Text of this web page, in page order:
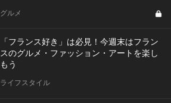
グルメ
「フランス好き」は必見！今週末はフラン
スのグルメ・ファッション・アートを楽し
もう
ライフスタイル